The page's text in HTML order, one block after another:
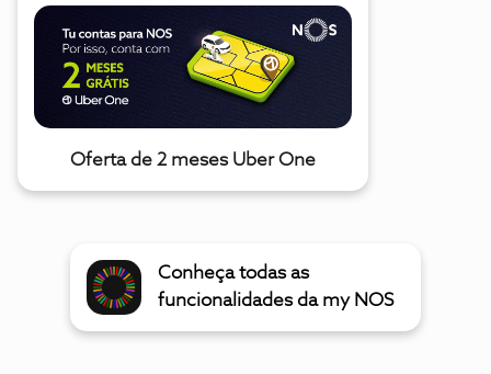
Oferta de 2 meses Uber One
Conheça todas as
funcionalidades da my NOS